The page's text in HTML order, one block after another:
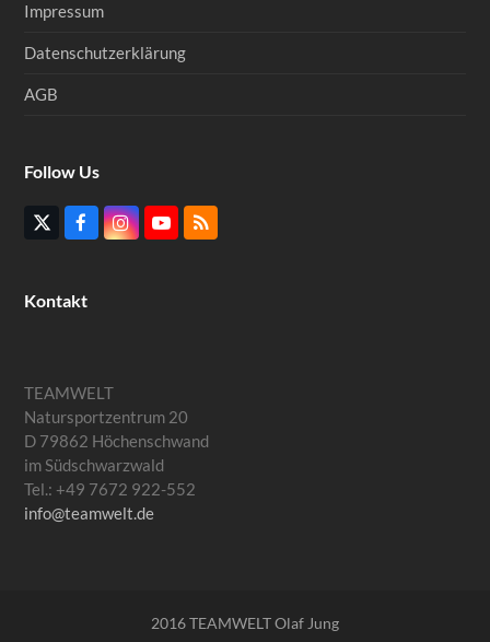
Impressum
Datenschutzerklärung
AGB
Follow Us
TwitterFacebookInstagram
YouTube
RSS
Kontakt
TEAMWELT
Natursportzentrum 20
D 79862 Höchenschwand
im Südschwarzwald
Tel.: +49 7672 922-552
info@teamwelt.de
2016 TEAMWELT Olaf Jung